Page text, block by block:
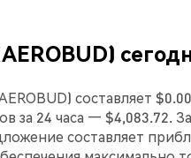
составляет
за 24 часа — $4,083.72.
составляет